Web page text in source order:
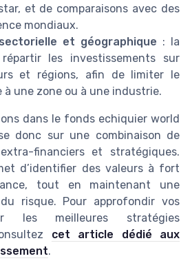
et de comparaisons avec des
mondiaux.
et géographique : la
les investissements sur
et régions, afin de limiter le
à une zone ou à une industrie.
dans le fonds echiquier world
donc sur une combinaison de
financiers et stratégiques.
d’identifier des valeurs à fort
tout en maintenant une
risque. Pour approfondir vos
les meilleures stratégies
cet article dédié aux
.